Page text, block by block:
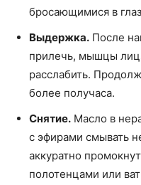
бросающимися в
Выдержка. После
прилечь, мышцы
расслабить.
более получаса.
Снятие. Масло в
с эфирами смывать
аккуратно
полотенцами или